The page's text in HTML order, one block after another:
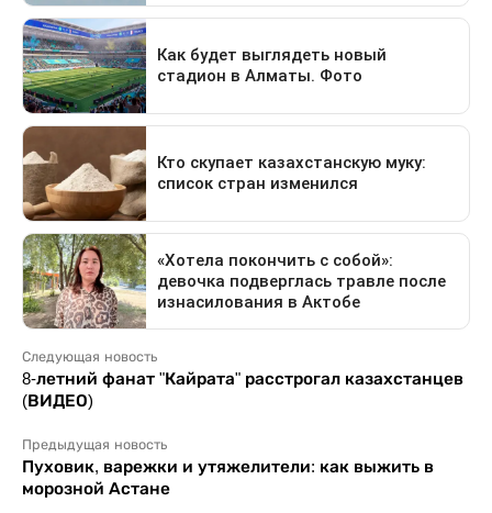
Следующая новость
8-летний фанат "Кайрата" расстрогал казахстанцев
(ВИДЕО)
Предыдущая новость
Пуховик, варежки и утяжелители: как выжить в
морозной Астане